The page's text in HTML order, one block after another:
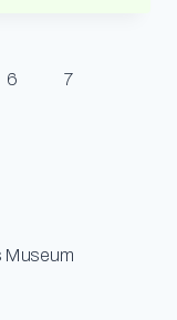
6 7
Museum